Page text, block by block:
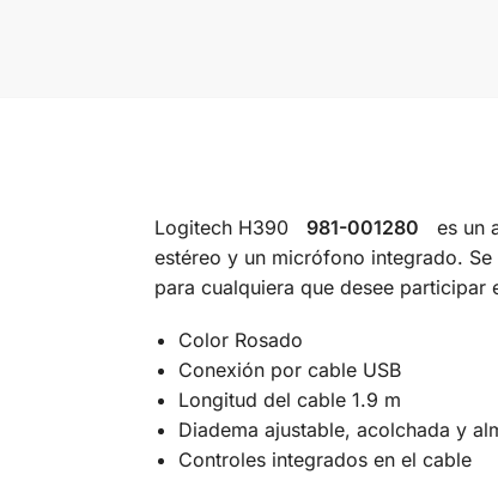
Logitech H390 981-001280 es un
estéreo y un micrófono integrado.
para cualquiera que desee participar
Color Rosado
Conexión por cable USB
Longitud del cable 1.9 m
Diadema ajustable, acolchada y
Controles integrados en el cable